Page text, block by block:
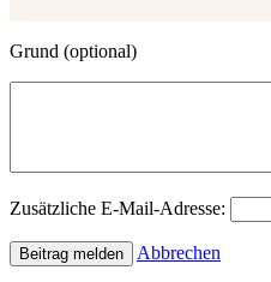
Grund (optional)
Zusätzliche E-Mail-Adresse:
Abbrechen